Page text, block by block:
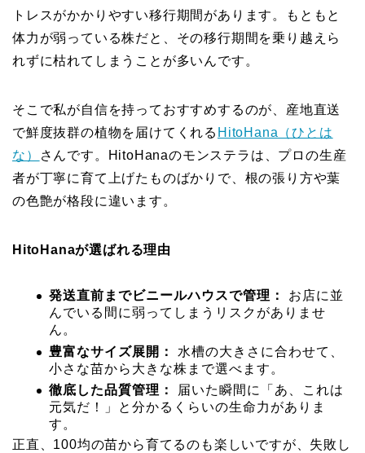
トレスがかかりやすい移行期間があります。もともと
体力が弱っている株だと、その移行期間を乗り越えら
れずに枯れてしまうことが多いんです。
そこで私が自信を持っておすすめするのが、産地直送
で鮮度抜群の植物を届けてくれる HitoHana（ひとは
な）
さんです。HitoHanaのモンステラは、プロの生産
者が丁寧に育て上げたものばかりで、根の張り方や葉
の色艶が格段に違います。
HitoHanaが選ばれる理由
発送直前までビニールハウスで管理：
お店に並
んでいる間に弱ってしまうリスクがありませ
ん。
豊富なサイズ展開：
水槽の大きさに合わせて、
小さな苗から大きな株まで選べます。
徹底した品質管理：
届いた瞬間に「あ、これは
元気だ！」と分かるくらいの生命力がありま
す。
正直、100均の苗から育てるのも楽しいですが、失敗し